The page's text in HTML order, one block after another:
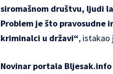
siromašnom društvu, ljudi
Problem je što pravosudne
kriminalci u državi“, istakao
Novinar portala